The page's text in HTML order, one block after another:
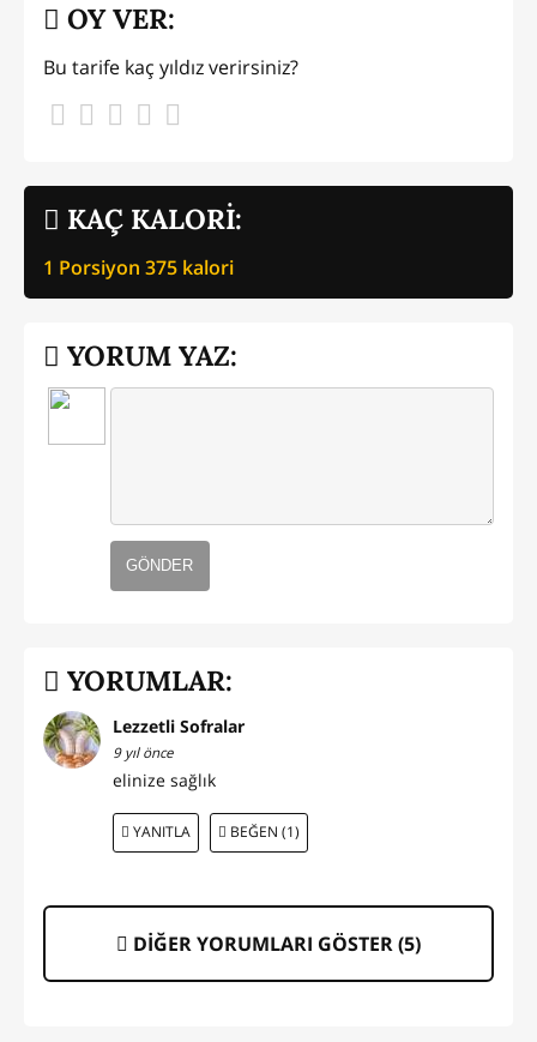
KAÇ KALORİ:
1 Porsiyon 375 kalori
OY VER:
Bu tarife kaç yıldız verirsiniz?
YORUM YAZ:
GÖNDER
YORUMLAR:
Lezzetli Sofralar
9 yıl önce
elinize sağlık
YANITLA BEĞEN (1)
DİĞER YORUMLARI GÖSTER (5)